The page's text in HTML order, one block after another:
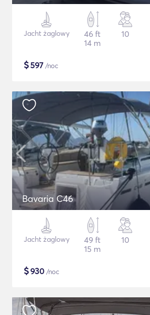
Jacht żaglowy
46 ft
14 m
10
$597 /noc
Bavaria C46
Jacht żaglowy
49 ft
15 m
10
$930 /noc